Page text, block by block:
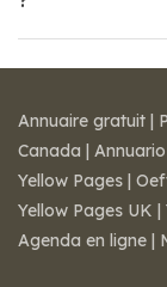
Annuaire gratuit |
Canada |
Yellow Pages |
Yellow Pages UK |
Agenda en ligne |